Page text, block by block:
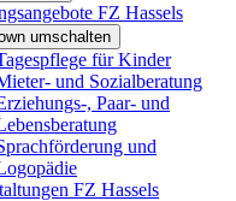
FZ Hassels
umschalten
für Kinder
und Sozialberatung
, Paar- und
und
FZ Hassels